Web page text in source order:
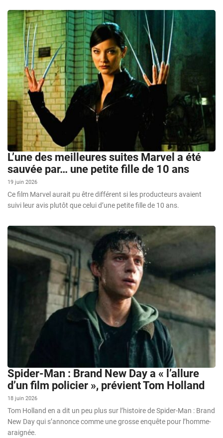
L’une des meilleures suites Marvel a été
sauvée par… une petite fille de 10 ans
19 juin 2026
Ce film Marvel aurait pu être différent si les producteurs avaient
suivi leur avis plutôt que celui d’une petite fille de 10 ans.
Spider-Man : Brand New Day a « l’allure
d’un film policier », prévient Tom Holland
18 juin 2026
Tom Holland en a dit un peu plus sur l’histoire de Spider-Man : Brand
New Day qui s’annonce comme une grosse enquête pour l’homme-
araignée.